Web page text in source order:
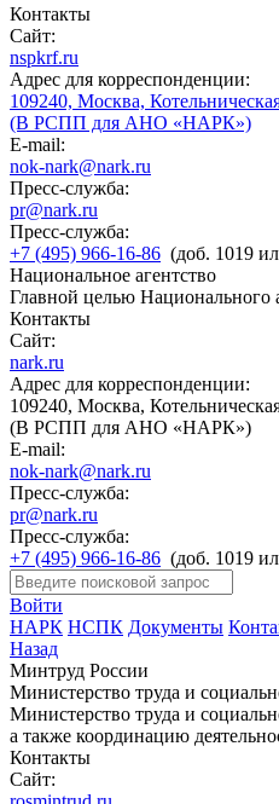
Контакты
Сайт:
nspkrf.ru
Адрес для корреспонденции:
109240, Москва,
(В РСПП для АНО «НАРК»)
E-mail:
nok-nark@nark.ru
Пресс-служба:
pr@nark.ru
Пресс-служба:
+7 (495) 966-16-86 (доб. 1019
Национальное агентство
Главной целью Национального
Контакты
Сайт:
nark.ru
Адрес для корреспонденции:
109240, Москва,
(В РСПП для АНО «НАРК»)
E-mail:
nok-nark@nark.ru
Пресс-служба:
pr@nark.ru
Пресс-служба:
+7 (495) 966-16-86 (доб. 1019
Войти
НАРК НСПК Документы
Назад
Минтруд России
Министерство труда и
Министерство труда и
а также координацию
Контакты
Сайт: